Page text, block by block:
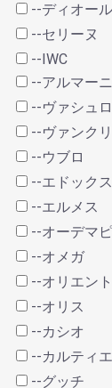
--ディオール
--セリーヌ
--IWC
--アルマーニ
--ヴァシュ
--ヴァンク
--ウブロ
--エドックス
--エルメス
--オーデマ
--オメガ
--オリエント
--オリス
--カシオ
--カルティエ
--グッチ